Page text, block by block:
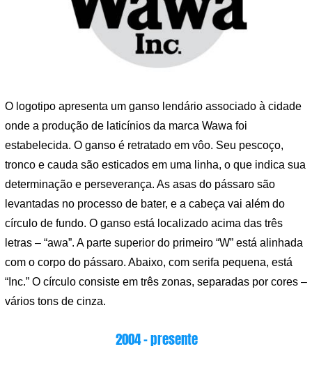
O logotipo apresenta um ganso lendário associado à cidade
onde a produção de laticínios da marca Wawa foi
estabelecida. O ganso é retratado em vôo. Seu pescoço,
tronco e cauda são esticados em uma linha, o que indica sua
determinação e perseverança. As asas do pássaro são
levantadas no processo de bater, e a cabeça vai além do
círculo de fundo. O ganso está localizado acima das três
letras – “awa”. A parte superior do primeiro “W” está alinhada
com o corpo do pássaro. Abaixo, com serifa pequena, está
“Inc.” O círculo consiste em três zonas, separadas por cores –
vários tons de cinza.
2004 – presente